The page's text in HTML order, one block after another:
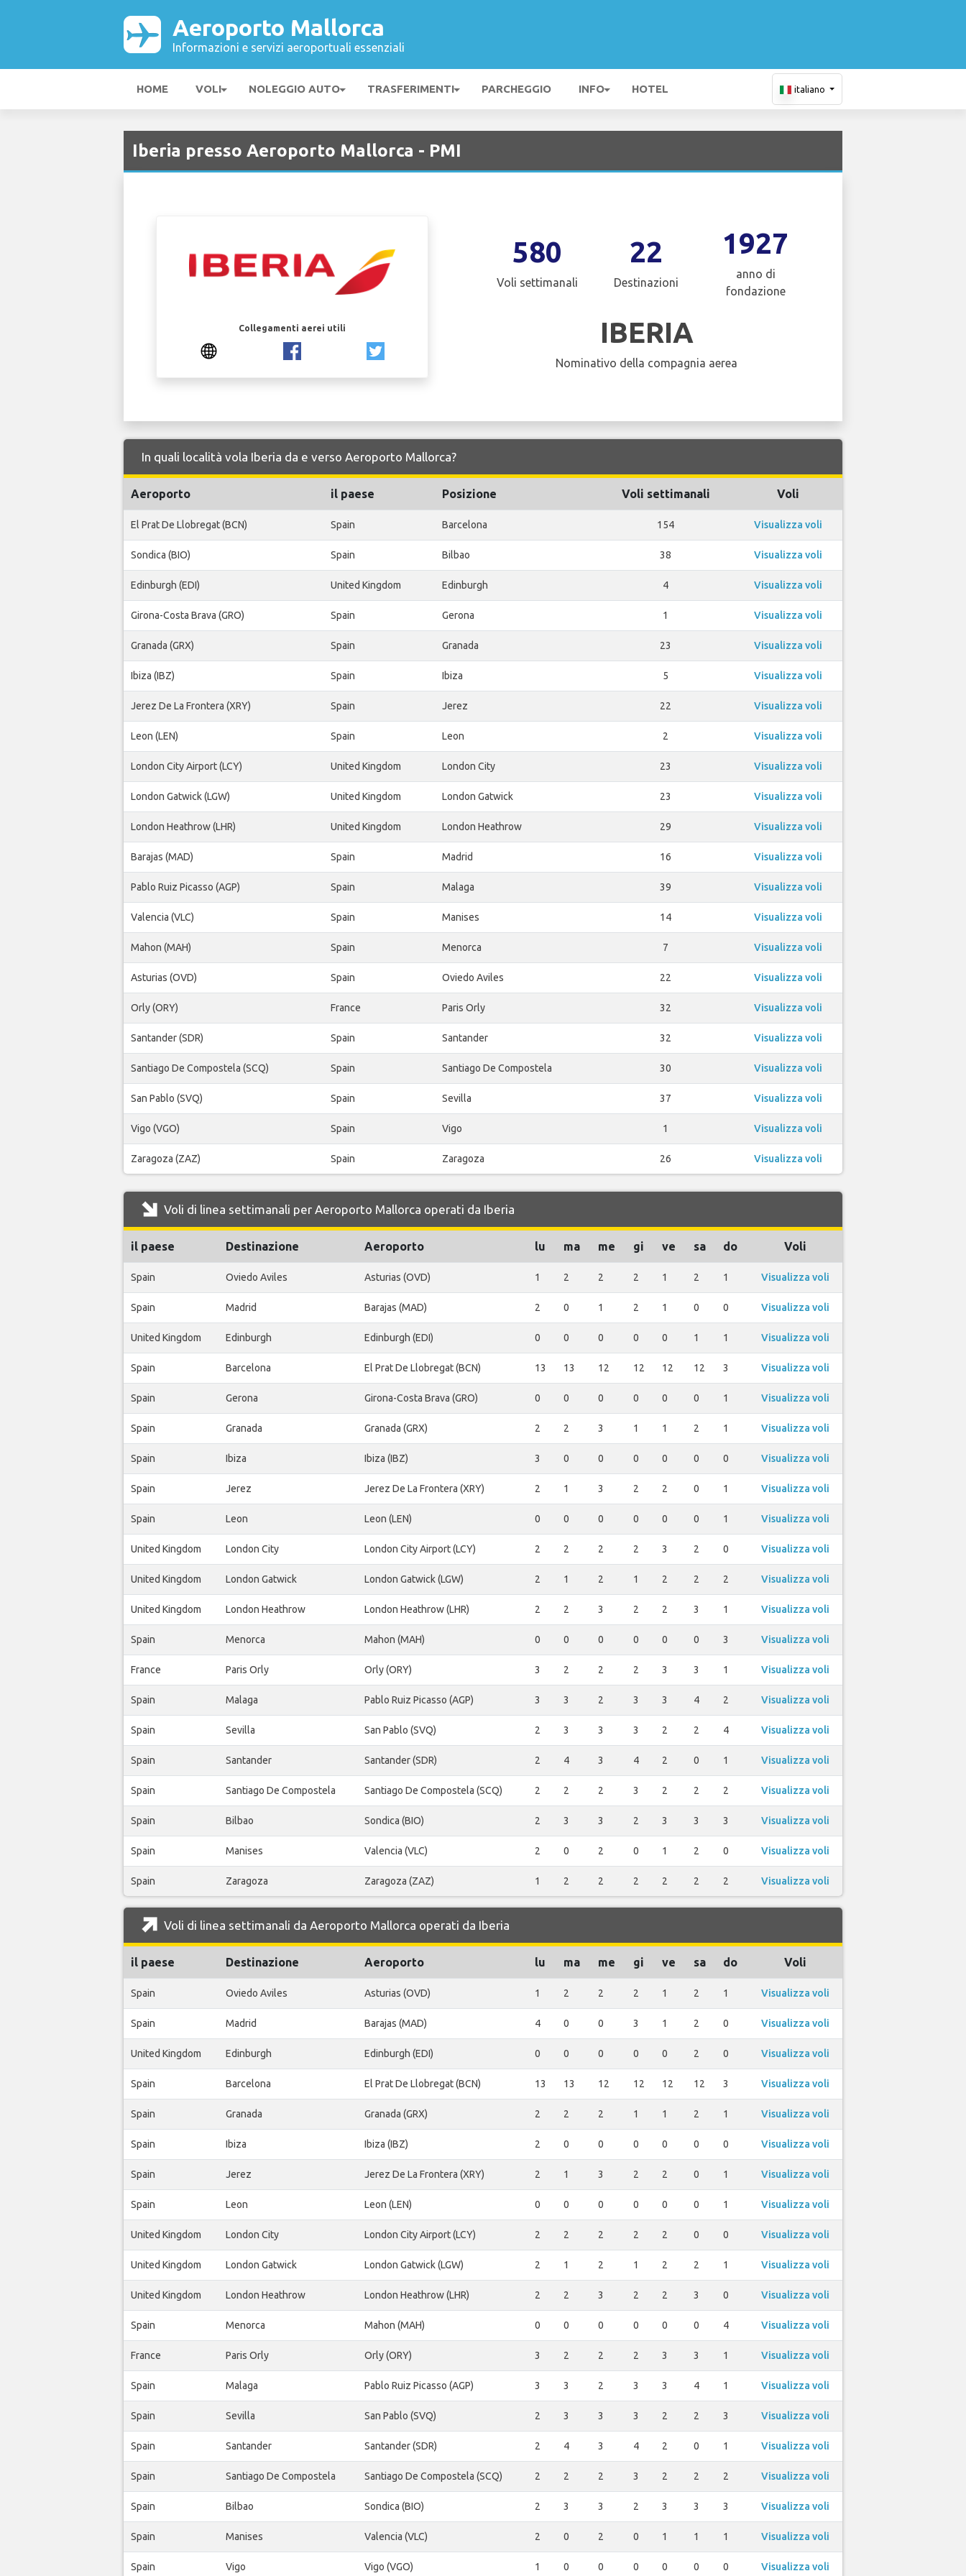
Aeroporto Mallorca
Informazioni e servizi aeroportuali essenziali
HOME VOLI NOLEGGIO AUTO TRASFERIMENTI PARCHEGGIO INFO HOTEL italiano
Iberia presso Aeroporto Mallorca - PMI
Collegamenti aerei utili
580
Voli settimanali
22
Destinazioni
1927
anno di
fondazione
IBERIA
Nominativo della compagnia aerea
In quali località vola Iberia da e verso Aeroporto Mallorca?
Aeroporto il paese Posizione Voli settimanali Voli
El Prat De Llobregat (BCN) Spain Barcelona 154 Visualizza voli
Sondica (BIO) Spain Bilbao 38 Visualizza voli
Edinburgh (EDI) United Kingdom Edinburgh 4 Visualizza voli
Girona-Costa Brava (GRO) Spain Gerona 1 Visualizza voli
Granada (GRX) Spain Granada 23 Visualizza voli
Ibiza (IBZ) Spain Ibiza 5 Visualizza voli
Jerez De La Frontera (XRY) Spain Jerez 22 Visualizza voli
Leon (LEN) Spain Leon 2 Visualizza voli
London City Airport (LCY) United Kingdom London City 23 Visualizza voli
London Gatwick (LGW) United Kingdom London Gatwick 23 Visualizza voli
London Heathrow (LHR) United Kingdom London Heathrow 29 Visualizza voli
Barajas (MAD) Spain Madrid 16 Visualizza voli
Pablo Ruiz Picasso (AGP) Spain Malaga 39 Visualizza voli
Valencia (VLC) Spain Manises 14 Visualizza voli
Mahon (MAH) Spain Menorca 7 Visualizza voli
Asturias (OVD) Spain Oviedo Aviles 22 Visualizza voli
Orly (ORY) France Paris Orly 32 Visualizza voli
Santander (SDR) Spain Santander 32 Visualizza voli
Santiago De Compostela (SCQ) Spain Santiago De Compostela 30 Visualizza voli
San Pablo (SVQ) Spain Sevilla 37 Visualizza voli
Vigo (VGO) Spain Vigo 1 Visualizza voli
Zaragoza (ZAZ) Spain Zaragoza 26 Visualizza voli
Voli di linea settimanali per Aeroporto Mallorca operati da Iberia
il paese Destinazione Aeroporto lu ma me gi ve sa do Voli
Spain Oviedo Aviles Asturias (OVD) 1 2 2 2 1 2 1 Visualizza voli
Spain Madrid Barajas (MAD) 2 0 1 2 1 0 0 Visualizza voli
United Kingdom Edinburgh Edinburgh (EDI) 0 0 0 0 0 1 1 Visualizza voli
Spain Barcelona El Prat De Llobregat (BCN) 13 13 12 12 12 12 3 Visualizza voli
Spain Gerona Girona-Costa Brava (GRO) 0 0 0 0 0 0 1 Visualizza voli
Spain Granada Granada (GRX) 2 2 3 1 1 2 1 Visualizza voli
Spain Ibiza Ibiza (IBZ) 3 0 0 0 0 0 0 Visualizza voli
Spain Jerez Jerez De La Frontera (XRY) 2 1 3 2 2 0 1 Visualizza voli
Spain Leon Leon (LEN) 0 0 0 0 0 0 1 Visualizza voli
United Kingdom London City London City Airport (LCY) 2 2 2 2 3 2 0 Visualizza voli
United Kingdom London Gatwick London Gatwick (LGW) 2 1 2 1 2 2 2 Visualizza voli
United Kingdom London Heathrow London Heathrow (LHR) 2 2 3 2 2 3 1 Visualizza voli
Spain Menorca Mahon (MAH) 0 0 0 0 0 0 3 Visualizza voli
France Paris Orly Orly (ORY) 3 2 2 2 3 3 1 Visualizza voli
Spain Malaga Pablo Ruiz Picasso (AGP) 3 3 2 3 3 4 2 Visualizza voli
Spain Sevilla San Pablo (SVQ) 2 3 3 3 2 2 4 Visualizza voli
Spain Santander Santander (SDR) 2 4 3 4 2 0 1 Visualizza voli
Spain Santiago De Compostela Santiago De Compostela (SCQ) 2 2 2 3 2 2 2 Visualizza voli
Spain Bilbao Sondica (BIO) 2 3 3 2 3 3 3 Visualizza voli
Spain Manises Valencia (VLC) 2 0 2 0 1 2 0 Visualizza voli
Spain Zaragoza Zaragoza (ZAZ) 1 2 2 2 2 2 2 Visualizza voli
Voli di linea settimanali da Aeroporto Mallorca operati da Iberia
il paese Destinazione Aeroporto lu ma me gi ve sa do Voli
Spain Oviedo Aviles Asturias (OVD) 1 2 2 2 1 2 1 Visualizza voli
Spain Madrid Barajas (MAD) 4 0 0 3 1 2 0 Visualizza voli
United Kingdom Edinburgh Edinburgh (EDI) 0 0 0 0 0 2 0 Visualizza voli
Spain Barcelona El Prat De Llobregat (BCN) 13 13 12 12 12 12 3 Visualizza voli
Spain Granada Granada (GRX) 2 2 2 1 1 2 1 Visualizza voli
Spain Ibiza Ibiza (IBZ) 2 0 0 0 0 0 0 Visualizza voli
Spain Jerez Jerez De La Frontera (XRY) 2 1 3 2 2 0 1 Visualizza voli
Spain Leon Leon (LEN) 0 0 0 0 0 0 1 Visualizza voli
United Kingdom London City London City Airport (LCY) 2 2 2 2 2 0 0 Visualizza voli
United Kingdom London Gatwick London Gatwick (LGW) 2 1 2 1 2 2 1 Visualizza voli
United Kingdom London Heathrow London Heathrow (LHR) 2 2 3 2 2 3 0 Visualizza voli
Spain Menorca Mahon (MAH) 0 0 0 0 0 0 4 Visualizza voli
France Paris Orly Orly (ORY) 3 2 2 2 3 3 1 Visualizza voli
Spain Malaga Pablo Ruiz Picasso (AGP) 3 3 2 3 3 4 1 Visualizza voli
Spain Sevilla San Pablo (SVQ) 2 3 3 3 2 2 3 Visualizza voli
Spain Santander Santander (SDR) 2 4 3 4 2 0 1 Visualizza voli
Spain Santiago De Compostela Santiago De Compostela (SCQ) 2 2 2 3 2 2 2 Visualizza voli
Spain Bilbao Sondica (BIO) 2 3 3 2 3 3 3 Visualizza voli
Spain Manises Valencia (VLC) 2 0 2 0 1 1 1 Visualizza voli
Spain Vigo Vigo (VGO) 1 0 0 0 0 0 0 Visualizza voli